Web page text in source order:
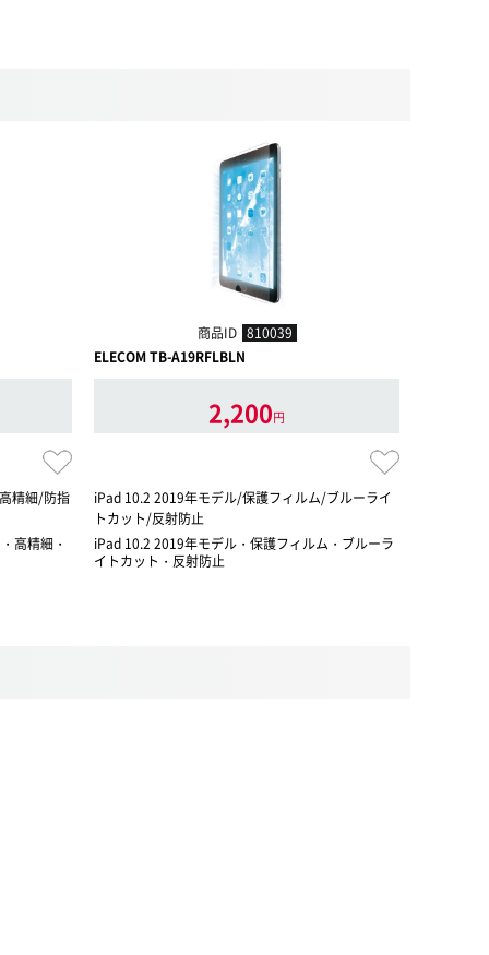
精細/防指
高精細・
商品ID 810039
ELECOM TB-A19RFLBLN
2,200円
iPad 10.2 2019年モデル/保護フィルム/ブルーライ
トカット/反射防止
iPad 10.2 2019年モデル・保護フィルム・ブルーラ
イトカット・反射防止